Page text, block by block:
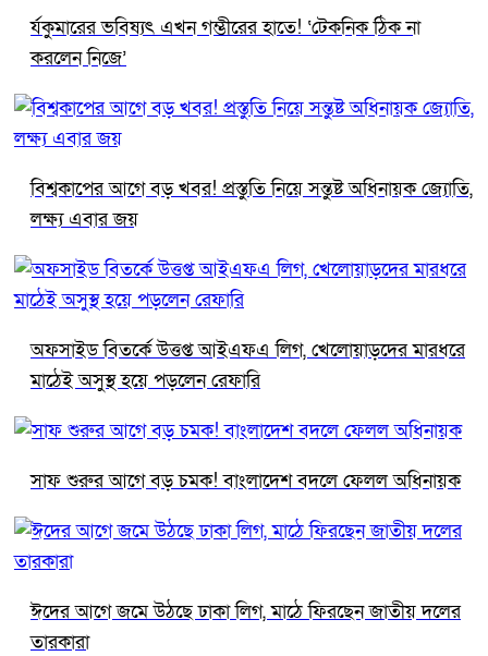
র্যকুমারের ভবিষ্যৎ এখন গম্ভীরের হাতে! ‘টেকনিক ঠিক না
করলেন নিজে’
বিশ্বকাপের আগে বড় খবর! প্রস্তুতি নিয়ে সন্তুষ্ট অধিনায়ক জ্যোতি,
লক্ষ্য এবার জয়
অফসাইড বিতর্কে উত্তপ্ত আইএফএ লিগ, খেলোয়াড়দের মারধরে
মাঠেই অসুস্থ হয়ে পড়লেন রেফারি
সাফ শুরুর আগে বড় চমক! বাংলাদেশ বদলে ফেলল অধিনায়ক
ঈদের আগে জমে উঠছে ঢাকা লিগ, মাঠে ফিরছেন জাতীয় দলের
তারকারা